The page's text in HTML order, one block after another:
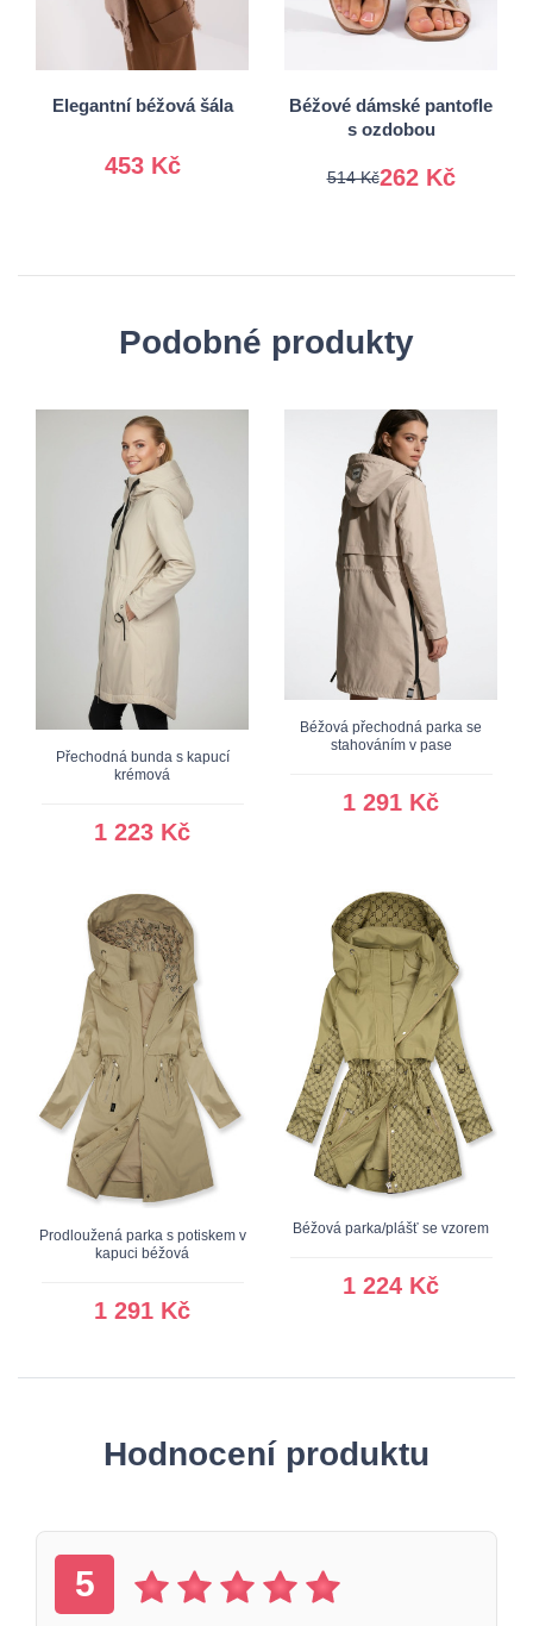
Elegantní béžová šála
453 Kč
Univerzální
Béžové dámské pantofle
s ozdobou
262 Kč
514 Kč
37 38
Podobné produkty
Přechodná bunda s kapucí
krémová
1 223 Kč
Béžová přechodná parka se
stahováním v pase
1 291 Kč
Prodloužená parka s potiskem v
kapuci béžová
1 291 Kč
Béžová parka/plášť se vzorem
1 224 Kč
Hodnocení produktu
5